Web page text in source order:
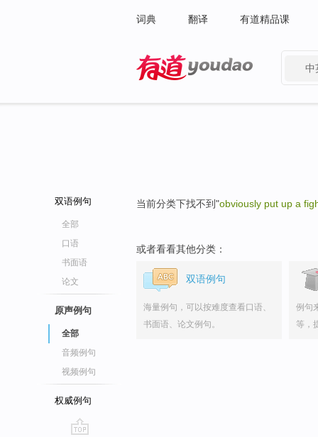
词典 翻译 有道精品课
中
双语例句
全部
口语
书面语
论文
原声例句
全部
音频例句
视频例句
权威例句
当前分类下找不到"obviously put up a
或者看看其他分类：
双语例句
海量例句，可以按难度查看口语、
书面语、论文例句。
例句
等，